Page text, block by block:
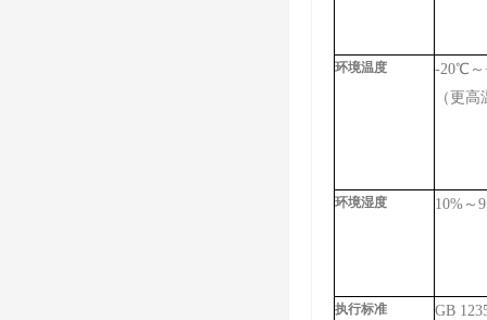
环境温度 -20℃～
（更
环境湿度 10%～
执行标准 GB